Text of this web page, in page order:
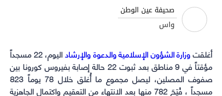
صحيفة عين الوطن
واس
أغلقتوزارة الشؤون الإسلامية والدعوة والإرشاد
اليوم، 22 مسجداً
مؤقتاً في 9 مناطق بعد ثبوت 22 حالة إصابة بفيروس كورونا بين
صفوف المصلين، ليصل مجموع ما أُغلق خلال 78 يوماً 823
مسجداً ، فُتِحَ 782 منها بعد الانتهاء من التعقيم واكتمال الجاهزية
(Opens
in
new
window)
(Opens
in
new
window)
(Opens
in
new
window)
(Opens
in
new
window)